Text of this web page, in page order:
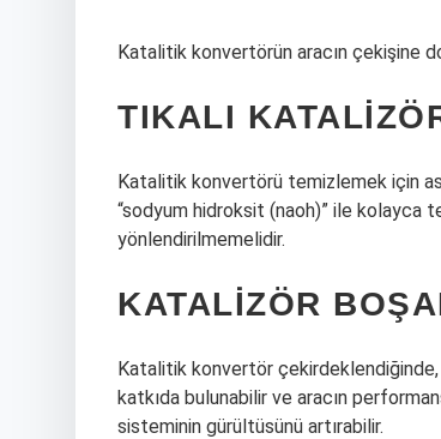
Katalitik konvertörün aracın çekişine
TIKALI
Katalitik konvertörü temizlemek için
“sodyum hidroksit (naoh)” ile kolayca
yönlendirilmemelidir.
KATALIZÖR
Katalitik konvertör
katkıda bulunabilir ve aracın
sisteminin gürültüsünü artırabilir.